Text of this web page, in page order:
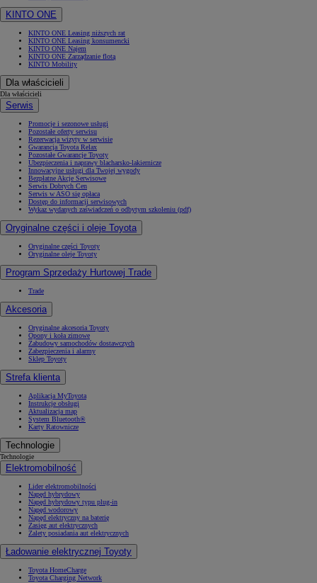
KINTO ONE
KINTO ONE Leasing niższych rat
KINTO ONE Leasing konsumencki
KINTO ONE Najem
KINTO ONE Zarządzanie flotą
KINTO Mobility
Dla właścicieli
Dla właścicieli
Serwis
Promocje i sezonowe usługi
Pozostałe oferty serwisu
Rezerwacja wizyty w serwisie
Gwarancja Toyota Relax
Pozostałe Gwarancje Toyoty
Ubezpieczenia i naprawy blacharsko-lakiernicze
Innowacyjne usługi dla Twojej wygody
Bezpłatne Akcje Serwisowe
Serwis Dobrych Cen
Serwis w ASO się opłaca
Dostęp do informacji serwisowych
Wykaz wydanych zaświadczeń o odbytym szkoleniu (pdf)
Oryginalne części i oleje Toyota
Oryginalne części Toyoty
Oryginalne oleje Toyoty
Program Sprzedaży Hurtowej Trade
Trade
Akcesoria
Oryginalne akcesoria Toyoty
Opony i koła zimowe
Zabudowy samochodów dostawczych
Zabezpieczenia i alarmy
Sklep Toyoty
Strefa klienta
Aplikacja MyToyota
Instrukcje obsługi
Aktualizacja map
System Bluetooth®
Karty Ratownicze
Technologie
Technologie
Elektromobilność
Lider elektromobilności
Napęd hybrydowy
Napęd hybrydowy typu plug-in
Napęd wodorowy
Napęd elektryczny na baterię
Zasięg aut elektrycznych
Zalety posiadania aut elektrycznych
Ładowanie elektrycznej Toyoty
Toyota HomeCharge
Toyota Charging Network